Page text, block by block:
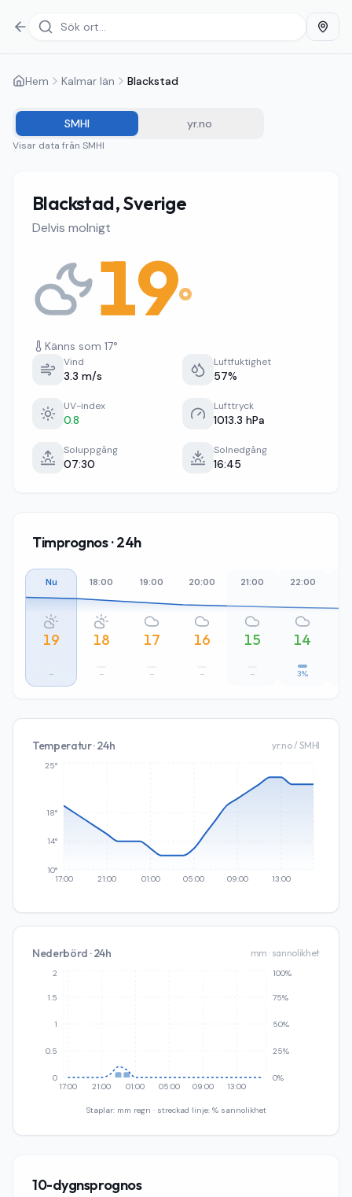
Hem Kalmar län Blackstad
SMHI yr.no
Visar data från SMHI
Blackstad, Sverige
Delvis molnigt
19°
Känns som 17°
Vind
3.3 m/s
Luftfuktighet
57%
UV-index
0.8
Lufttryck
1013.3 hPa
Soluppgång
07:30
Solnedgång
16:45
Timprognos · 24h
Nu
19
–
18:00
18
–
19:00
17
–
20:00
16
–
21:00
15
–
22:00
14
3%
Temperatur · 24h yr.no / SMHI
17:00 21:00 01:00 05:00 09:00 13:00
10°
14°
18°
25°
Nederbörd · 24h mm · sannolikhet
17:00 21:00 01:00 05:00 09:00 13:00
0
0.5
1
1.5
2
0%
25%
50%
75%
100%
Staplar: mm regn · streckad linje: % sannolikhet
10-dygnsprognos